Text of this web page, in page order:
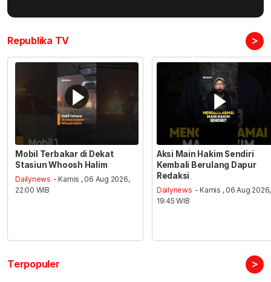
Republika TV >
Mobil Terbakar di Dekat
Stasiun Whoosh Halim
Dailynews - Kamis , 06 Aug 2026,
22:00 WIB
Aksi Main Hakim Sendiri
Kembali Berulang Dapur
Redaksi
Dailynews - Kamis , 06 Aug 2026,
19:45 WIB
Terpopuler >